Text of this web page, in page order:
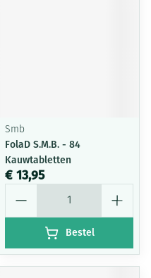
Smb
FolaD S.M.B. - 84
Kauwtabletten
€ 13,95
Bestel